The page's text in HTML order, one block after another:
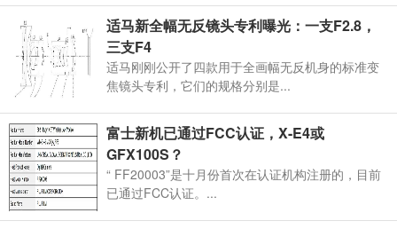
适马新全幅无反镜头专利曝光：一支F2.8，
三支F4
适马刚刚公开了四款用于全画幅无反机身的标准变
焦镜头专利，它们的规格分别是...
富士新机已通过FCC认证，X-E4或
GFX100S？
“ FF20003”是十月份首次在认证机构注册的，目前
已通过FCC认证。...